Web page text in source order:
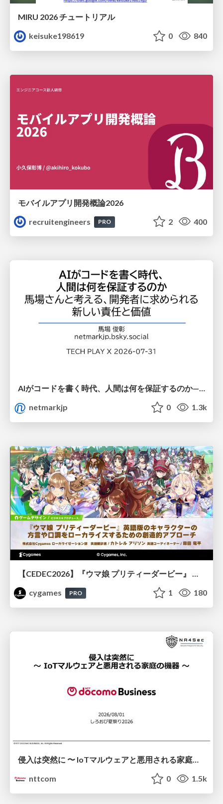
MIRU 2026 チュートリアル
keisuke198619
0 840
モバイルアプリ開発概論2026
recruitengineers
PRO 2 400
AIがコードを書く時代、人間は何を保証するのか———馬場さんと考える、開発者に求められる新しい責任と価値 - TECH PLAY
netmarkjp
0 1.3k
【CEDEC2026】『ウマ娘 プリティーダービー』 英語版のキャラクターの方言や口調をローカライズするための創造的アプローチ
cygames
PRO 1 180
nttcom
0 1.5k